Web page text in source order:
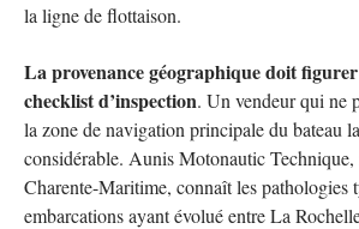
la ligne de flottaison.
La provenance géographique doit
checklist d’inspection. Un vendeur qui ne
la zone de navigation principale du bateau
considérable. Aunis Motonautic Technique,
Charente-Maritime, connaît les pathologies
embarcations ayant évolué entre La